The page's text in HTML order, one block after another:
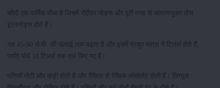
कोदों एक वार्षिक पौधा है जिसमें रोएँदार नोड्स और पूरी तरह से आवरणयुक्त ठोस
इंटरनोड्स होते हैं।
यह 45-90 से.मी. की ऊंचाई तक बढ़ता है और इसमें प्रचुर मात्रा में टिलर्स होते हैं;
प्रति पौधे 18 टिलर्स तक दर्ज किए गए हैं।
पत्तियाँ मोटी और कड़ी होती हैं और रैखिक से रैखिक लांसोलेट होती हैं। लिग्यूल